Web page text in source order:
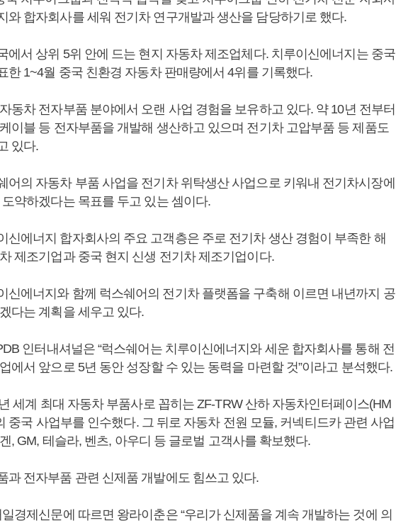
와 합자회사를 세워 전기차 연구개발과 생산을 담당하기로 했다.
에서 상위 5위 안에 드는 현지 자동차 제조업체다. 치루이신에너지는 중국
한 1~4월 중국 친환경 자동차 판매량에서 4위를 기록했다.
동차 전자부품 분야에서 오랜 사업 경험을 보유하고 있다. 약 10년 전부터
이블 등 전자부품을 개발해 생산하고 있으며 전기차 고압부품 등 제품도
있다.
어의 자동차 부품 사업을 전기차 위탁생산 사업으로 키워내 전기차시장에
약하겠다는 목표를 두고 있는 셈이다.
신에너지 합자회사의 주요 고객층은 주로 전기차 생산 경험이 부족한 해
제조기업과 중국 현지 신생 전기차 제조기업이다.
신에너지와 함께 럭스쉐어의 전기차 플랫폼을 구축해 이르면 내년까지 공
다는 계획을 세우고 있다.
인터내셔널은 “럭스쉐어는 치루이신에너지와 세운 합자회사를 통해 전
에서 앞으로 5년 동안 성장할 수 있는 동력을 마련할 것”이라고 분석했다.
세계 최대 자동차 부품사로 꼽히는 ZF-TRW 산하 자동차인터페이스(HM
중국 사업부를 인수했다. 그 뒤로 자동차 전원 모듈, 커넥티드카 관련 사업
, GM, 테슬라, 벤츠, 아우디 등 글로벌 고객사를 확보했다.
과 전자부품 관련 신제품 개발에도 힘쓰고 있다.
경제신문에 따르면 왕라이춘은 “우리가 신제품을 계속 개발하는 것에 의